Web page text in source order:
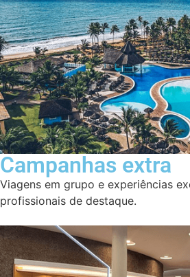
Campanhas extra
Viagens em grupo e experiências
profissionais de destaque.